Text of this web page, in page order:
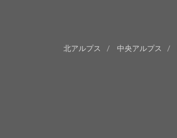
北アルプス
中央アルプス